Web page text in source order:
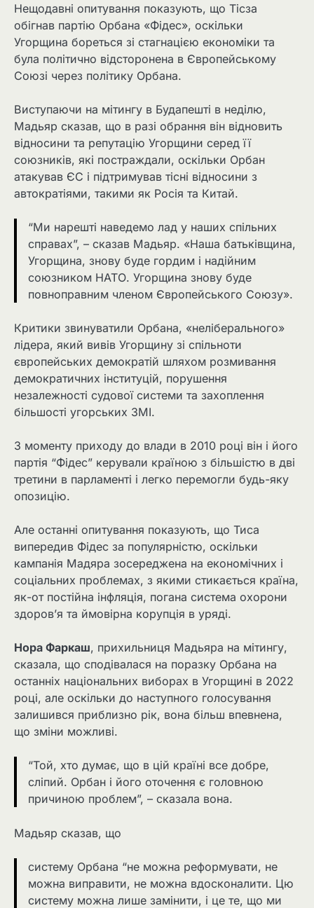
Нещодавні опитування показують, що Тісза
обігнав партію Орбана «Фідес», оскільки
Угорщина бореться зі стагнацією економіки та
була політично відсторонена в Європейському
Союзі через політику Орбана.
Виступаючи на мітингу в Будапешті в неділю,
Мадьяр сказав, що в разі обрання він відновить
відносини та репутацію Угорщини серед її
союзників, які постраждали, оскільки Орбан
атакував ЄС і підтримував тісні відносини з
автократіями, такими як Росія та Китай.
“Ми нарешті наведемо лад у наших спільних
справах”, – сказав Мадьяр. «Наша батьківщина,
Угорщина, знову буде гордим і надійним
союзником НАТО. Угорщина знову буде
повноправним членом Європейського Союзу».
Критики звинуватили Орбана, «неліберального»
лідера, який вивів Угорщину зі спільноти
європейських демократій шляхом розмивання
демократичних інституцій, порушення
незалежності судової системи та захоплення
більшості угорських ЗМІ.
З моменту приходу до влади в 2010 році він і його
партія “Фідес” керували країною з більшістю в дві
третини в парламенті і легко перемогли будь-яку
опозицію.
Але останні опитування показують, що Тиса
випередив Фідес за популярністю, оскільки
кампанія Мадяра зосереджена на економічних і
соціальних проблемах, з якими стикається країна,
як-от постійна інфляція, погана система охорони
здоров’я та ймовірна корупція в уряді.
Нора Фаркаш, прихильниця Мадьяра на мітингу,
сказала, що сподівалася на поразку Орбана на
останніх національних виборах в Угорщині в 2022
році, але оскільки до наступного голосування
залишився приблизно рік, вона більш впевнена,
що зміни можливі.
“Той, хто думає, що в цій країні все добре,
сліпий. Орбан і його оточення є головною
причиною проблем”, – сказала вона.
Мадьяр сказав, що
систему Орбана “не можна реформувати, не
можна виправити, не можна вдосконалити. Цю
систему можна лише замінити, і це те, що ми